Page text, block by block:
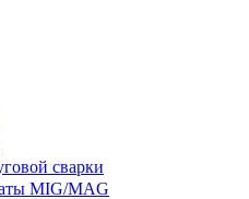
сварки
MIG/MAG